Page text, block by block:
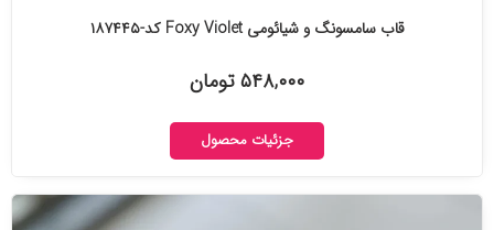
قاب سامسونگ و شیائومی Foxy Violet کد-۱۸۷۴۴۵
۵۴۸,۰۰۰ تومان
جزئیات محصول